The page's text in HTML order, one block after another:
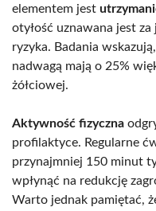
elementem jest
otyłość uznawana jest
ryzyka. Badania
nadwagą mają o 25%
żółciowej.
Aktywność fizyczna
profilaktyce. Regularne
przynajmniej 150 minut
wpłynąć na redukcję
Warto jednak pamiętać,